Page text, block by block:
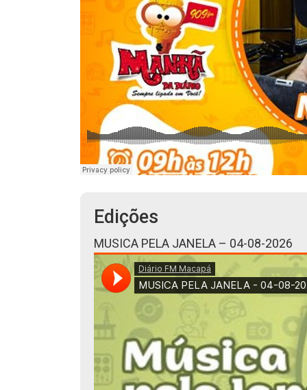
Edições
MUSICA PELA JANELA – 04-08-2026